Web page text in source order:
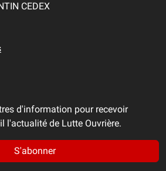
CEDEX
d'information pour recevoir
l'actualité de Lutte Ouvrière.
S'abonner